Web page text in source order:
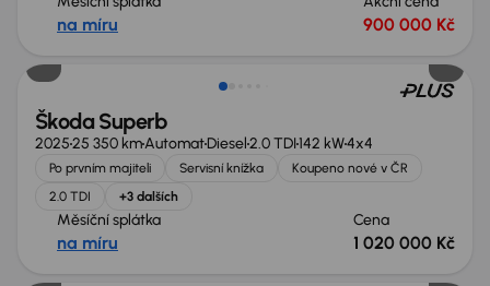
na míru 900 000 Kč
Zlevněno o 60 000 Kč
Škoda Superb
202525 350 kmAutomatDiesel2.0 TDI142 kW4x4
Po prvním majiteli Servisní knížka
Koupeno nové v ČR
2.0 TDI
+3 dalších
Měsíční splátka
na míru
Cena
1 020 000 Kč
Zlevněno o 100 000 Kč